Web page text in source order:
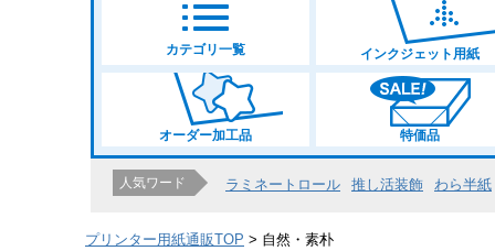
カテゴリ一覧 インクジェット用紙
オーダー加工品 特価品
人気ワード ラミネートロール 推し活装飾 わら半紙
プリンター用紙通販TOP 自然・素朴